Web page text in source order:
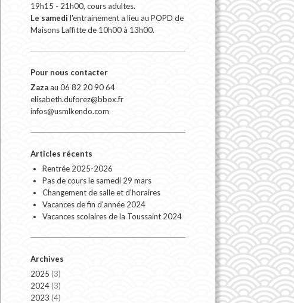
19h15 - 21h00, cours adultes.
Le samedi l'entrainement a lieu au POPD de
Maisons Laffitte de 10h00 à 13h00.
Pour nous contacter
Zazaau 06 82 20 90 64
elisabeth.duforez@bbox.fr
infos@usmlkendo.com
Articles récents
Rentrée 2025-2026
Pas de cours le samedi 29 mars
Changement de salle et d'horaires
Vacances de fin d'année 2024
Vacances scolaires de la Toussaint 2024
Archives
2025 (3)
2024(3)
2023 (4)